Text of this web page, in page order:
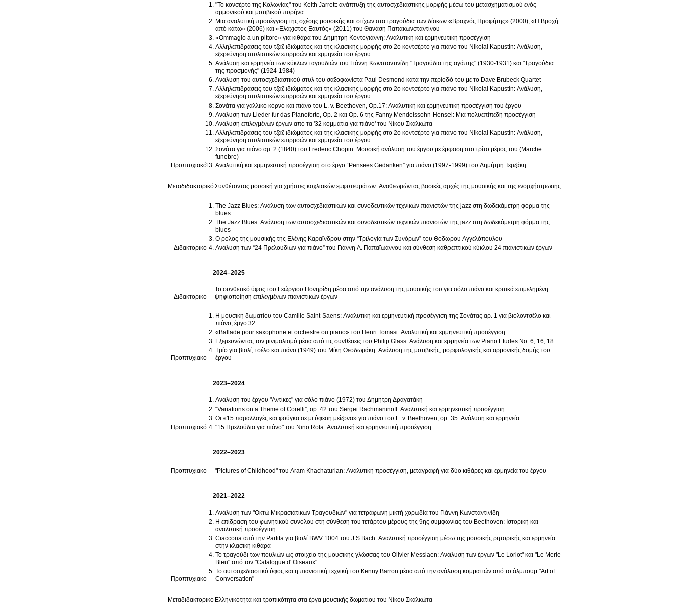
Προπτυχιακό
"Το κονσέρτο της Κολωνίας" του Keith Jarrett: ανάπτυξη της αυτοσχεδιαστικής μορφής μέσω του μετασχηματισμού ενός
αρμονικού και μοτιβικού πυρήνα
Μια αναλυτική προσέγγιση της σχέσης μουσικής και στίχων στα τραγούδια των δίσκων «Βραχνός Προφήτης» (2000), «Η Βροχή
από κάτω» (2006) και «Ελάχιστος Εαυτός» (2011) του Θανάση Παπακωνσταντίνου
«Ommagio a un pittore» για κιθάρα του Δημήτρη Κοντογιάννη: Αναλυτική και ερμηνευτική προσέγγιση
Αλληλεπιδράσεις του τζαζ ιδιώματος και της κλασικής μορφής στο 2ο κοντσέρτο για πιάνο του Nikolai Kapustin: Ανάλυση,
εξερεύνηση στυλιστικών επιρροών και ερμηνεία του έργου
Ανάλυση και ερμηνεία των κύκλων ταγουδιών του Γιάννη Κωνσταντινίδη "Τραγούδια της αγάπης" (1930-1931) και "Τραγούδια
της προσμονής" (1924-1984)
Ανάλυση του αυτοσχεδιαστικού στυλ του σαξοφωνίστα Paul Desmond κατά την περίοδό του με το Dave Brubeck Quartet
Αλληλεπιδράσεις του τζαζ ιδιώματος και της κλασικής μορφής στο 2ο κοντσέρτο για πιάνο του Nikolai Kapustin: Ανάλυση,
εξερεύνηση στυλιστικών επιρροών και ερμηνεία του έργου
Σονάτα για γαλλικό κόρνο και πιάνο του L. v. Beethoven, Op.17: Αναλυτική και ερμηνευτική προσέγγιση του έργου
Ανάλυση των Lieder fur das Pianoforte, Op. 2 και Op. 6 της Fanny Mendelssohn-Hensel: Μια πολυεπίπεδη προσέγγιση
Ανάλυση επιλεγμένων έργων από τα '32 κομμάτια για πιάνο' του Νίκου Σκαλκώτα
Αλληλεπιδράσεις του τζαζ ιδιώματος και της κλασικής μορφής στο 2ο κοντσέρτο για πιάνο του Nikolai Kapustin: Ανάλυση,
εξερεύνηση στυλιστικών επιρροών και ερμηνεία του έργου
Σονάτα για πιάνο αρ. 2 (1840) του Frederic Chopin: Μουσική ανάλυση του έργου με έμφαση στο τρίτο μέρος του (Marche
funebre)
Αναλυτική και ερμηνευτική προσέγγιση στο έργο “Pensees Gedanken” για πιάνο (1997-1999) του Δημήτρη Τερζάκη
ΜεταδιδακτορικόΣυνθέτοντας μουσική για χρήστες κοχλιακών εμφυτευμάτων: Αναθεωρώντας βασικές αρχές της μουσικής και της ενορχήστρωσης
Διδακτορικό
The Jazz Blues: Ανάλυση των αυτοσχεδιαστικών και συνοδευτικών τεχνικών πιανιστών της jazz στη δωδεκάμετρη φόρμα της
blues
The Jazz Blues: Ανάλυση των αυτοσχεδιαστικών και συνοδευτικών τεχνικών πιανιστών της jazz στη δωδεκάμετρη φόρμα της
blues
Ο ρόλος της μουσικής της Ελένης Καραΐνδρου στην “Τριλογία των Συνόρων” του Θόδωρου Αγγελόπουλου
Ανάλυση των “24 Πρελουδίων για πιάνο” του Γιάννη Α. Παπαϊωάννου και σύνθεση καθρεπτικού κύκλου 24 πιανιστικών έργων
2024–2025
Διδακτορικό
Το συνθετικό ύφος του Γεώργιου Πονηρίδη μέσα από την ανάλυση της μουσικής του για σόλο πιάνο και κριτικά επιμελημένη
ψηφιοποίηση επιλεγμένων πιανιστικών έργων
Προπτυχιακό
Η μουσική δωματίου του Camille Saint-Saens: Αναλυτική και ερμηνευτική προσέγγιση της Σονάτας αρ. 1 για βιολοντσέλο και
πιάνο, έργο 32
«Ballade pour saxophone et orchestre ou piano» του Henri Tomasi: Αναλυτική και ερμηνευτική προσέγγιση
Εξερευνώντας τον μινιμαλισμό μέσα από τις συνθέσεις του Philip Glass: Ανάλυση και ερμηνεία των Piano Etudes No. 6, 16, 18
Τρίο για βιολί, τσέλο και πιάνο (1949) του Μίκη Θεοδωράκη: Ανάλυση της μοτιβικής, μορφολογικής και αρμονικής δομής του
έργου
2023–2024
Προπτυχιακό
Ανάλυση του έργου "Αντίκες" για σόλο πιάνο (1972) του Δημήτρη Δραγατάκη
“Variations on a Theme of Corelli”, op. 42 του Sergei Rachmaninoff: Αναλυτική και ερμηνευτική προσέγγιση
Οι «15 παραλλαγές και φούγκα σε μι ύφεση μείζονα» για πιάνο του L. v. Beethoven, op. 35: Ανάλυση και ερμηνεία
"15 Πρελούδια για πιάνο" του Nino Rota: Αναλυτική και ερμηνευτική προσέγγιση
2022–2023
Προπτυχιακό "Pictures of Childhood" του Aram Khachaturian: Αναλυτική προσέγγιση, μεταγραφή για δύο κιθάρες και ερμηνεία του έργου
2021–2022
Προπτυχιακό
Ανάλυση των "Οκτώ Μικρασιάτικων Τραγουδιών" για τετράφωνη μικτή χορωδία του Γιάννη Κωνσταντινίδη
Η επίδραση του φωνητικού συνόλου στη σύνθεση του τετάρτου μέρους της 9ης συμφωνίας του Beethoven: Ιστορική και
αναλυτική προσέγγιση
Ciaccona από την Partita για βιολί BWV 1004 του J.S.Bach: Αναλυτική προσέγγιση μέσω της μουσικής ρητορικής και ερμηνεία
στην κλασική κιθάρα
Το τραγούδι των πουλιών ως στοιχείο της μουσικής γλώσσας του Olivier Messiaen: Ανάλυση των έργων "Le Loriot" και "Le Merle
Bleu" από τον "Catalogue d' Oiseaux"
Το αυτοσχεδιαστικό ύφος και η πιανιστική τεχνική του Kenny Barron μέσα από την ανάλυση κομματιών από το άλμπουμ "Art of
Conversation"
Μεταδιδακτορικό Ελληνικότητα και τροπικότητα στα έργα μουσικής δωματίου του Νίκου Σκαλκώτα